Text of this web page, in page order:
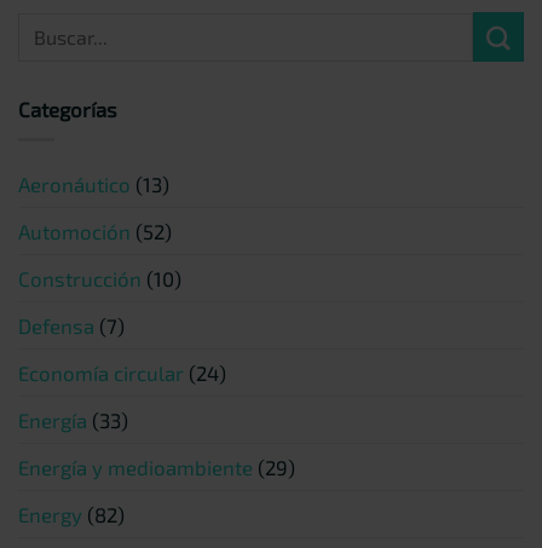
Categorías
Aeronáutico (13)
Automoción (52)
Construcción (10)
Defensa (7)
Economía circular (24)
Energía (33)
Energía y medioambiente (29)
Energy (82)